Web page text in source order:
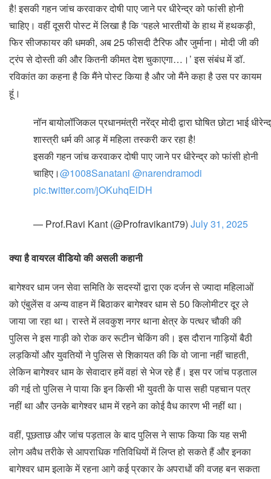
है! इसकी गहन जांच करवाकर दोषी पाए जाने पर धीरेन्द्र को फांसी होनी
चाहिए। वहीं दूसरी पोस्ट में लिखा है कि ‘पहले भारतीयों के हाथ में हथकड़ी,
फिर सीजफायर की धमकी, अब 25 फीसदी टैरिफ और जुर्माना। मोदी जी की
ट्रंप से दोस्ती की और कितनी कीमत देश चुकाएगा…।’ इस संबंध में डॉ.
रविकांत का कहना है कि मैंने पोस्ट किया है और जो मैंने कहा है उस पर कायम
हूं।
नॉन बायोलॉजिकल प्रधानमंत्री नरेंद्र मोदी द्वारा घोषित छोटा भाई
शास्त्री धर्म की आड़ में महिला तस्करी कर रहा है!
इसकी गहन जांच करवाकर दोषी पाए जाने पर धीरेन्द्र को फांसी होनी
चाहिए।@1008Sanatani @narendramodi
pic.twitter.com/jOKuhqElDH
— Prof.Ravi Kant (@Profravikant79) July 31, 2025
क्या है वायरल वीडियो की असली कहानी
बागेश्वर धाम जन सेवा समिति के सदस्यों द्वारा एक दर्जन से ज्यादा महिलाओं
को एंबुलेंस व अन्य वाहन में बिठाकर बागेश्वर धाम से 50 किलोमीटर दूर ले
जाया जा रहा था। रास्ते में लवकुश नगर थाना क्षेत्र के पत्थर चौकी की
पुलिस ने इस गाड़ी को रोक कर रूटीन चेकिंग की। इस दौरान गाड़ियों बैठी
लड़कियों और युवतियों ने पुलिस से शिकायत की कि वो जाना नहीं चाहती,
लेकिन बागेश्वर धाम के सेवादार हमें वहां से भेज रहे हैं। इस पर जांच पड़ताल
की गई तो पुलिस ने पाया कि इन किसी भी युवती के पास सही पहचान पत्र
नहीं था और उनके बागेश्वर धाम में रहने का कोई वैध कारण भी नहीं था।
वहीं, पूछताछ और जांच पड़ताल के बाद पुलिस ने साफ किया कि यह सभी
लोग अवैध तरीके से आपराधिक गतिविधियों में लिप्त हो सकते हैं और इनका
बागेश्वर धाम इलाके में रहना आगे कई प्रकार के अपराधों की वजह बन सकता